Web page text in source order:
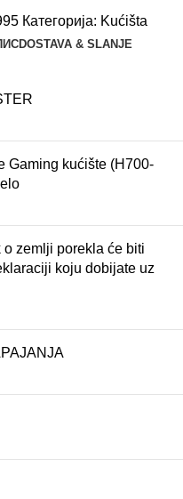
Категорија: Kućišta
DOSTAVA & SLANJE
Gaming kućište (H700-
o zemlji porekla će biti
koju dobijate uz